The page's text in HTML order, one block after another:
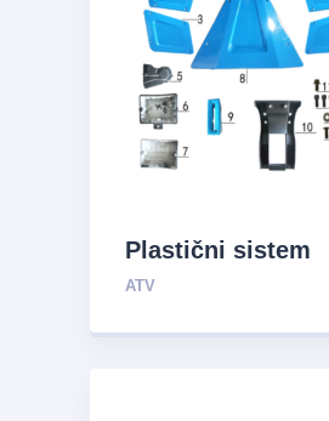
Plastični sistem
ATV